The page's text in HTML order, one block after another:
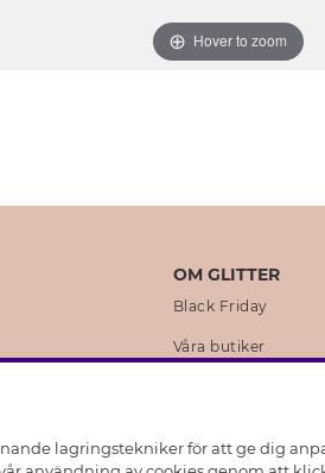
Hover to zoom
OM GLITTER
Black Friday
Våra butiker
Hållbarhet
lagringstekniker för att ge dig